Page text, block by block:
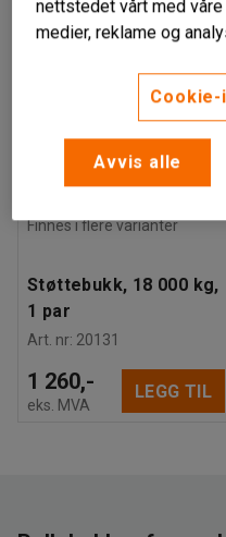
Finnes i flere varianter
Støttebukk, 18 000 kg,
1 par
Art. nr: 20131
1 260,-
eks. MVA
LEGG TIL
nettstedet vårt med
medier, reklame og
Avvis alle